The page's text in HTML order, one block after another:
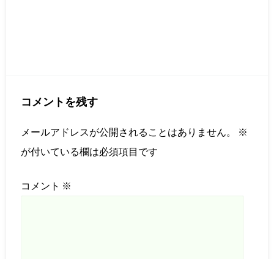
コメントを残す
メールアドレスが公開されることはありません。
※
が付いている欄は必須項目です
コメント ※